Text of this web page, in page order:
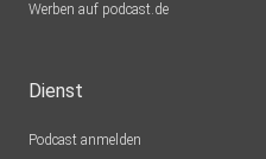
Werben auf podcast.de
Dienst
Podcast anmelden